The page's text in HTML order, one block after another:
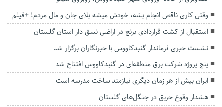
وقتی کاری ناقص انجام بشه، خودش میشه بلای جان و‌ مال مردم! +فیلم
استقبال از کشت قراردادی برنج در اراضی نسق دار استان گلستان
نشست خبری فرماندار گنبدکاووس با خبرنگاران برگزار شد
پنج پروژه شرکت برق منطقه‌ای در گنبدکاووس افتتاح شد
ایران بیش از هر زمان دیگری نیازمند ساخت مدرسه است
هشدار وقوع حریق در جنگل‌های گلستان